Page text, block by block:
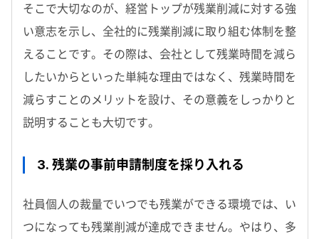
そこで大切なのが、経営トップが残業削減に対する強
い意志を示し、全社的に残業削減に取り組む体制を整
えることです。その際は、会社として残業時間を減ら
したいからといった単純な理由ではなく、残業時間を
減らすことのメリットを設け、その意義をしっかりと
説明することも大切です。
3. 残業の事前申請制度を採り入れる
社員個人の裁量でいつでも残業ができる環境では、い
つになっても残業削減が達成できません。やはり、多